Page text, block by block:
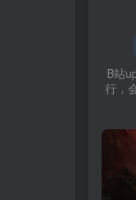
B站
行，